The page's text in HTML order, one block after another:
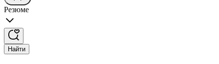
Резюме
Найти